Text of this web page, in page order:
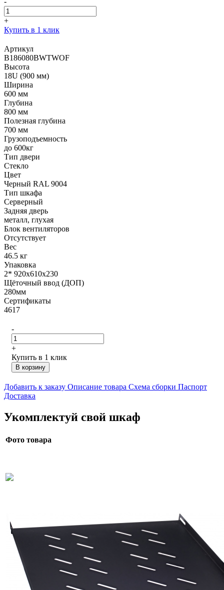
+
Купить в 1 клик
Артикул
B186080BWTWOF
Высота
18U (900 мм)
Ширина
600 мм
Глубина
800 мм
Полезная глубина
700 мм
Грузоподъемность
до 600кг
Тип двери
Стекло
Цвет
Черный RAL 9004
Тип шкафа
Серверный
Задняя дверь
металл, глухая
Блок вентиляторов
Отсутствует
Вес
46.5 кг
Упаковка
2* 920х610х230
Щёточный ввод (ДОП)
280мм
Сертификаты
4617
-
+
Купить в 1 клик
В корзину
Добавить к заказу Описание товара Схема сборки Паспорт
Доставка
Укомплектуй свой шкаф
Фото товара